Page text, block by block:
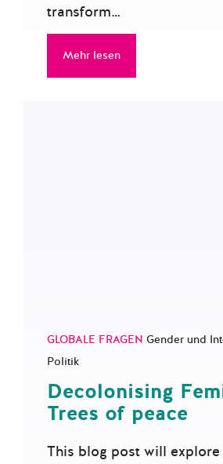
transform…
Mehr lesen
GLOBALE FRAGEN Gender und
Politik
Decolonising
Trees of peace
This blog post will